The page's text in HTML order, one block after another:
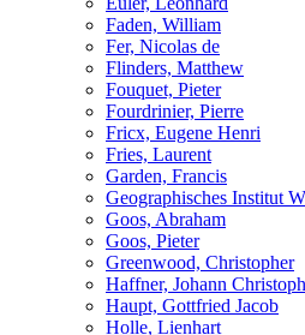
Faden, William
Fer, Nicolas de
Flinders, Matthew
Fouquet, Pieter
Fourdrinier, Pierre
Fricx, Eugene Henri
Fries, Laurent
Garden, Francis
Geographisches Institut
Goos, Abraham
Goos, Pieter
Greenwood, Christopher
Haffner, Johann Christoph
Haupt, Gottfried Jacob
Holle, Lienhart